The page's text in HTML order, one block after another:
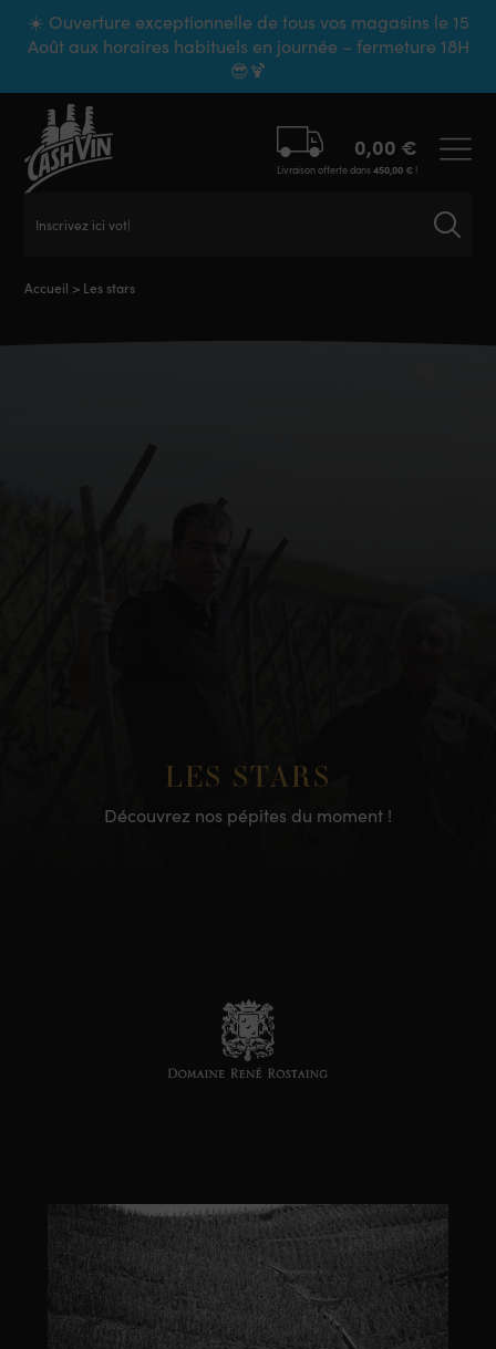
☀️ Ouverture exceptionnelle de tous vos magasins le 15
Août aux horaires habituels en journée – fermeture 18H
😎🍹
Inscrivez ici votre
0,00 €
Livraison offerte dans450,00 €!
Accueil > Les stars
LES STARS
Découvrez nos pépites du moment !
Panneau de gestion des cookies